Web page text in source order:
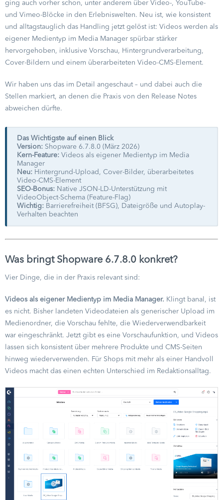
ging auch vorher schon, unter anderem über Video-, YouTube-
und Vimeo-Blöcke in den Erlebniswelten. Neu ist, wie konsistent
und alltagstauglich das Handling jetzt gelöst ist: Videos werden als
eigener Medientyp im Media Manager spürbar stärker
hervorgehoben, inklusive Vorschau, Hintergrundverarbeitung,
Cover-Bildern und einem überarbeiteten Video-CMS-Element.
Wir haben uns das im Detail angeschaut – und dabei auch die
Stellen markiert, an denen die Praxis von den Release Notes
abweichen dürfte.
Das Wichtigste auf einen Blick
Version: Shopware 6.7.8.0 (März 2026)
Kern-Feature: Videos als eigener Medientyp im Media
Manager
Neu: Hintergrund-Upload, Cover-Bilder, überarbeitetes
Video-CMS-Element
SEO-Bonus: Native JSON-LD-Unterstützung mit
VideoObject-Schema (Feature-Flag)
Wichtig: Barrierefreiheit (BFSG), Dateigröße und Autoplay-
Verhalten beachten
Was bringt Shopware 6.7.8.0 konkret?
Vier Dinge, die in der Praxis relevant sind:
Videos als eigener Medientyp im Media Manager. Klingt banal, ist
es nicht. Bisher landeten Videodateien als generischer Upload im
Medienordner, die Vorschau fehlte, die Wiederverwendbarkeit
war eingeschränkt. Jetzt gibt es eine Vorschaufunktion, und Videos
lassen sich konsistent über mehrere Produkte und CMS-Seiten
hinweg wiederverwenden. Für Shops mit mehr als einer Handvoll
Videos macht das einen echten Unterschied im Redaktionsalltag.